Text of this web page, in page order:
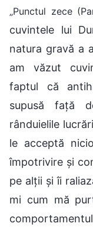
„Punctul zece
cuvintele lui
natura gravă a
am văzut
faptul că
supusă față
rânduielile
le acceptă
împotrivire și
pe alții și îi
mi cum mă